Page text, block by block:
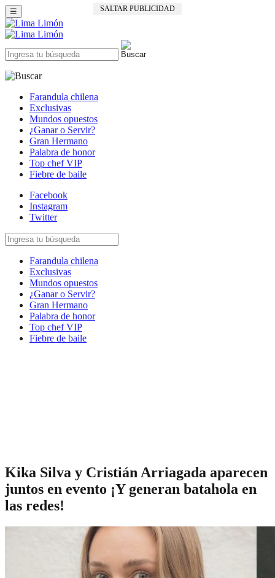
SALTAR PUBLICIDAD
☰
Farandula chilena
Exclusivas
Mundos opuestos
¿Ganar o Servir?
Gran Hermano
Palabra de honor
Top chef VIP
Fiebre de baile
Facebook
Instagram
Twitter
Farandula chilena
Exclusivas
Mundos opuestos
¿Ganar o Servir?
Gran Hermano
Palabra de honor
Top chef VIP
Fiebre de baile
Kika Silva y Cristián Arriagada aparecen
juntos en evento ¡Y generan batahola en
las redes!